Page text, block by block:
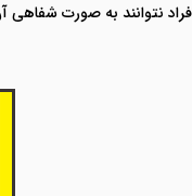
نتوانند به صورت